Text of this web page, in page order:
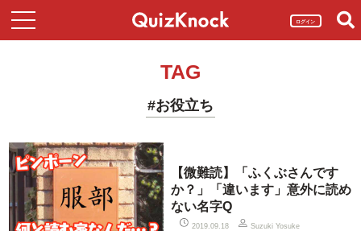
ログイン
TAG
#お役立ち
【微難読】「ふくぶさんです
か？」「違います」意外に読め
ない名字Q
2019.09.18 Suzuki Yosuke